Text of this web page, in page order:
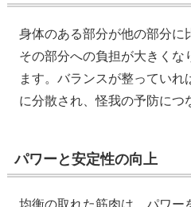
身体のある部分が他の部分に
その部分への負担が大きくな
ます。バランスが整ってい
に分散され、怪我の予防につ
パワーと安定性の向上